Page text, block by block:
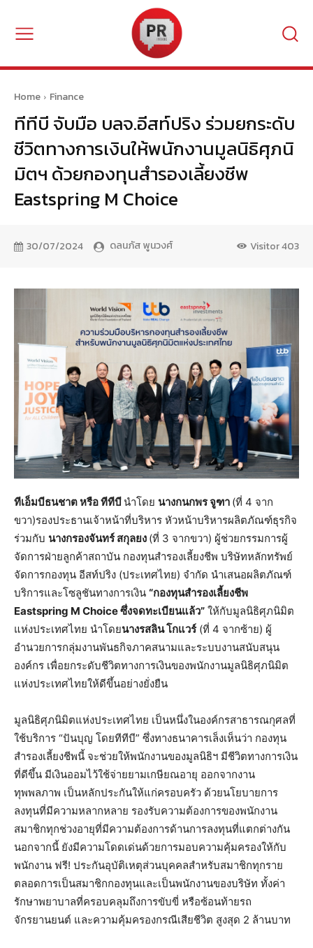
Home Finance
ทีทีบี จับมือ บลจ.อีสท์ปริง ร่วมยกระดับ
ชีวิตทางการเงินให้พนักงานมูลนิธิศุภนิ
มิตฯ ด้วยกองทุนสำรองเลี้ยงชีพ
Eastspring M Choice
30/07/2024 ดลนภัส พูนวงศ์ Visitor403
ทีเอ็มบีธนชาต หรือ ทีทีบีนำโดย นางกนกพร จูฑา (ที่ 4 จาก
ขวา)รองประธานเจ้าหน้าที่บริหาร หัวหน้าบริหารผลิตภัณฑ์ธุรกิจ
ร่วมกับ นางกรองจันทร์ สกุลยง (ที่ 3 จากขวา) ผู้ช่วยกรรมการผู้
จัดการฝ่ายลูกค้าสถาบัน กองทุนสำรองเลี้ยงชีพ บริษัทหลักทรัพย์
จัดการกองทุน อีสท์ปริง (ประเทศไทย) จำกัด นำเสนอผลิตภัณฑ์
บริการและโซลูชันทางการเงิน “กองทุนสำรองเลี้ยงชีพ
Eastspring M Choiceซึ่งจดทะเบียนแล้ว” ให้กับมูลนิธิศุภนิมิต
แห่งประเทศไทย นำโดยนางรสลิน โกแวร์(ที่ 4 จากซ้าย) ผู้
อำนวยการกลุ่มงานพันธกิจภาคสนามและระบบงานสนับสนุน
องค์กร เพื่อยกระดับชีวิตทางการเงินของพนักงานมูลนิธิศุภนิมิต
แห่งประเทศไทยให้ดีขึ้นอย่างยั่งยืน
มูลนิธิศุภนิมิตแห่งประเทศไทย เป็นหนึ่งในองค์กรสาธารณกุศลที่
ใช้บริการ “ปันบุญ โดยทีทีบี” ซึ่งทางธนาคารเล็งเห็นว่า กองทุน
สำรองเลี้ยงชีพนี้ จะช่วยให้พนักงานของมูลนิธิฯ มีชีวิตทางการเงิน
ที่ดีขึ้น มีเงินออมไว้ใช้จ่ายยามเกษียณอายุ ออกจากงาน
ทุพพลภาพ เป็นหลักประกันให้แก่ครอบครัว ด้วยนโยบายการ
ลงทุนที่มีความหลากหลาย รองรับความต้องการของพนักงาน
สมาชิกทุกช่วงอายุที่มีความต้องการด้านการลงทุนที่แตกต่างกัน
นอกจากนี้ ยังมีความโดดเด่นด้วยการมอบความคุ้มครองให้กับ
พนักงาน ฟรี! ประกันอุบัติเหตุส่วนบุคคลสำหรับสมาชิกทุกราย
ตลอดการเป็นสมาชิกกองทุนและเป็นพนักงานของบริษัท ทั้งค่า
รักษาพยาบาลที่ครอบคลุมถึงการขับขี่ หรือซ้อนท้ายรถ
จักรยานยนต์ และความคุ้มครองกรณีเสียชีวิต สูงสุด 2 ล้านบาท